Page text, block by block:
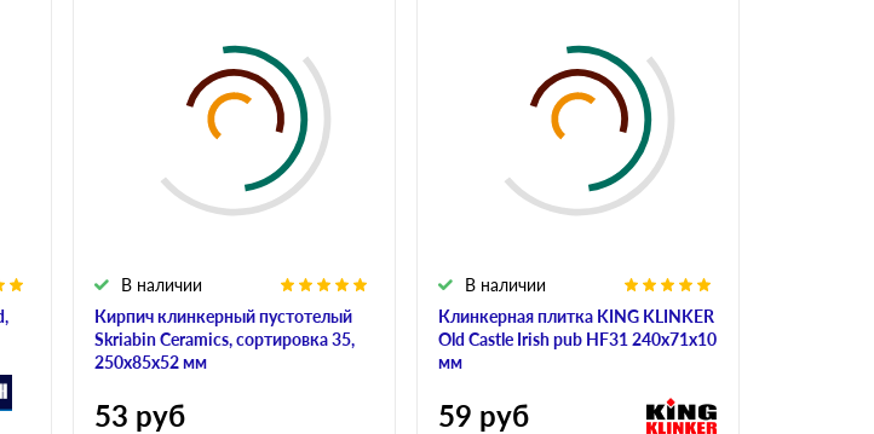
Кирпич клинкерный пустотелый
Skriabin Ceramics, сортировка 35,
250х85х52 мм
В наличии
53 руб
Клинкерная плитка KING KLINKER
Old Castle Irish pub HF31 240х71х10
мм
В наличии
59 руб